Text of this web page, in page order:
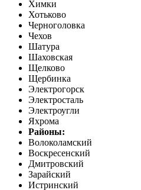
Химки
Хотьково
Черноголовка
Чехов
Шатура
Шаховская
Щелково
Щербинка
Электрогорск
Электросталь
Электроугли
Яхрома
Районы:
Волоколамский
Воскресенский
Дмитровский
Зарайский
Истринский